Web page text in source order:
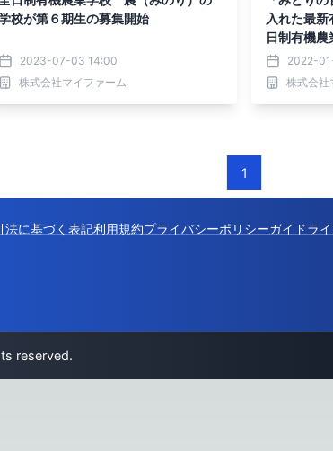
校が第６期生の募集開始
2023-07-03 14:00
株式会社マイファーム
入れた最
日制有機
しました
2022-
株式会社
1
法に基づく表記利用規約プライバシーポリシーガイドラ
reserved.